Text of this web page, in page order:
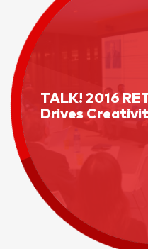
TALK! 2016
Drives